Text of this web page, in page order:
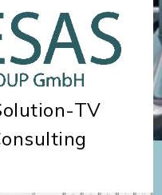
TV